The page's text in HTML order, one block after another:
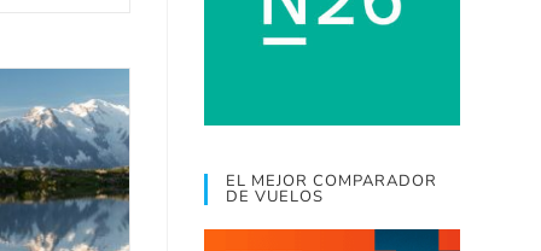
EL MEJOR COMPARADOR
DE VUELOS